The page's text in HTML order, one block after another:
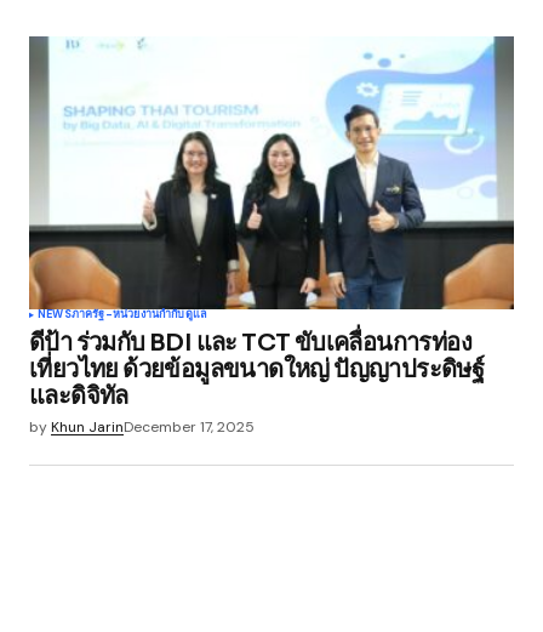
NEWSภาครัฐ-หน่วยงานกำกับดูแล
ดีป้า ร่วมกับ BDI และ TCT ขับเคลื่อนการท่อง
เที่ยวไทย ด้วยข้อมูลขนาดใหญ่ ปัญญาประดิษฐ์
และดิจิทัล
byKhun JarinDecember 17, 2025